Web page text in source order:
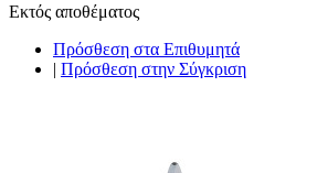
Εκτός αποθέματος
Πρόσθεση στα Επιθυμητά
| Πρόσθεση στην Σύγκριση